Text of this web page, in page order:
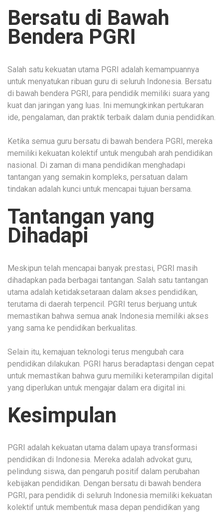
Bersatu di Bawah
Bendera PGRI
Salah satu kekuatan utama PGRI adalah kemampuannya
untuk menyatukan ribuan guru di seluruh Indonesia. Bersatu
di bawah bendera PGRI, para pendidik memiliki suara yang
kuat dan jaringan yang luas. Ini memungkinkan pertukaran
ide, pengalaman, dan praktik terbaik dalam dunia pendidikan.
Ketika semua guru bersatu di bawah bendera PGRI, mereka
memiliki kekuatan kolektif untuk mengubah arah pendidikan
nasional. Di zaman di mana pendidikan menghadapi
tantangan yang semakin kompleks, persatuan dalam
tindakan adalah kunci untuk mencapai tujuan bersama.
Tantangan yang
Dihadapi
Meskipun telah mencapai banyak prestasi, PGRI masih
dihadapkan pada berbagai tantangan. Salah satu tantangan
utama adalah ketidaksetaraan dalam akses pendidikan,
terutama di daerah terpencil. PGRI terus berjuang untuk
memastikan bahwa semua anak Indonesia memiliki akses
yang sama ke pendidikan berkualitas.
Selain itu, kemajuan teknologi terus mengubah cara
pendidikan dilakukan. PGRI harus beradaptasi dengan cepat
untuk memastikan bahwa guru memiliki keterampilan digital
yang diperlukan untuk mengajar dalam era digital ini.
Kesimpulan
PGRI adalah kekuatan utama dalam upaya transformasi
pendidikan di Indonesia. Mereka adalah advokat guru,
pelindung siswa, dan pengaruh positif dalam perubahan
kebijakan pendidikan. Dengan bersatu di bawah bendera
PGRI, para pendidik di seluruh Indonesia memiliki kekuatan
kolektif untuk membentuk masa depan pendidikan yang